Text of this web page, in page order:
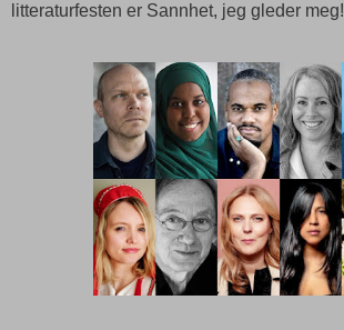
litteraturfesten er Sannhet, jeg gleder meg!